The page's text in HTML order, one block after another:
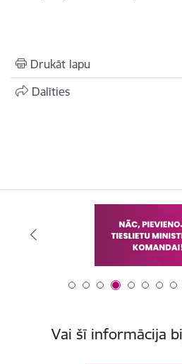
Drukāt lapu
Dalīties
Vai šī informācija